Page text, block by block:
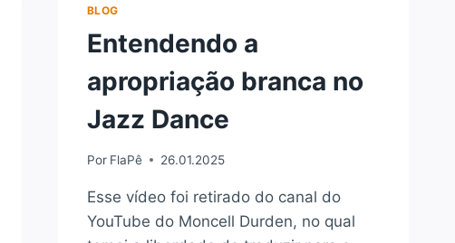
BLOG
Entendendo a
apropriação branca no
Jazz Dance
Por FlaPê 26.01.2025
Esse vídeo foi retirado do canal do
YouTube do Moncell Durden, no qual